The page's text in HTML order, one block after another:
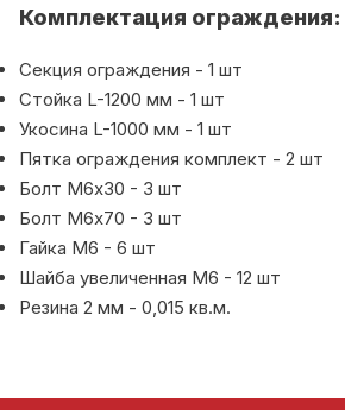
Комплектация ограждения:
Секция ограждения - 1 шт
Стойка L-1200 мм - 1 шт
Укосина L-1000 мм - 1 шт
Пятка ограждения комплект - 2 шт
Болт М6х30 - 3 шт
Болт М6х70 - 3 шт
Гайка М6 - 6 шт
Шайба увеличенная М6 - 12 шт
Резина 2 мм - 0,015 кв.м.